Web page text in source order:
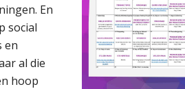
En
social
en
al die
hoop